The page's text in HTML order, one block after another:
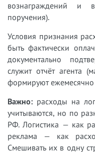
вознаграждений и
поручения).
Условия признания
быть фактически
документально
служит отчёт агента
формируют
Важно: расходы на
учитываются, но по
РФ. Логистика — как
реклама — как
Смешивать их в одну